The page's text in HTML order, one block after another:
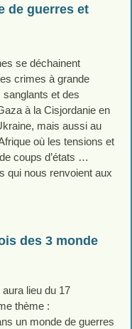
de guerres et
se déchainent
crimes à grande
et des
à la Cisjordanie en
mais aussi au
où les tensions et
coups d’états …
qui nous renvoient aux
des 3 monde
lieu du 17
thème :
un monde de guerres